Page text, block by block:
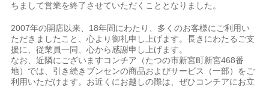
ちまして営業を終了させていただくこととなりました。
2007年の開店以来、18年間にわたり、多くのお客様にご利用い
ただきましたこと、心より御礼申し上げます。長きにわたるご支
援に、従業員一同、心から感謝申し上げます。
なお、近隣にございますコンチア（たつの市新宮町新宮468番
地）では、引き続きブンセンの商品およびサービス（一部）をご
利用いただけます。お近くにお越しの際は、ぜひコンチアにお立